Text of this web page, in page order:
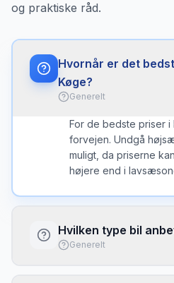
og praktiske råd.
Hvornår er det
Køge?
Generelt
For de bedste priser
forvejen. Undgå
muligt, da priserne
højere end i
Hvilken type bil
Generelt